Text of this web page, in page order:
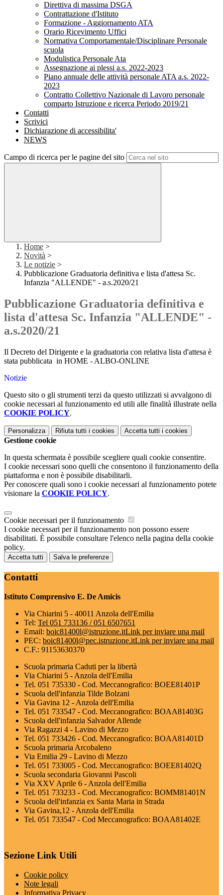
Direttiva di massima DSGA
Contrattazione d'Istituto
Formazione - Aggiornamento ATA
Orario Ricevimento Uffici
Normativa Comportamentale/Disciplinare Personale
scuola
Modulistica Personale Ata
Assegnazione ai plessi a.s. 2022-2023
Piano annuale delle attività personale ATA a.s. 2022-
2023
Contratto Collettivo Nazionale di Lavoro personale
comparto Istruzione e ricerca Periodo 2019/21
Contatti
Scrivici
Dichiarazione di accessibilita'
NEWS
Campo di ricerca per le pagine del sito
Home >
Novità >
Le notizie >
Pubblicazione Graduatoria definitiva e lista d'attesa Sc.
Infanzia "ALLENDE" - a.s.2020/21
Pubblicazione Graduatoria definitiva e
lista d'attesa Sc. Infanzia "ALLENDE" -
a.s.2020/21
Il Decreto del Dirigente e la graduatoria con relativa lista d'attesa è
stata pubblicata in HOME - ALBO-ONLINE
Notizie
Questo sito o gli strumenti terzi da questo utilizzati si avvalgono di
cookie necessari al funzionamento ed utili alle finalità illustrate nella
COOKIE POLICY.
Personalizza Rifiuta tutti i cookies Accetta tutti i cookies
Gestione cookie
In questa schermata è possibile scegliere quali cookie consentire.
I cookie necessari sono quelli che consentono il funzionamento della
piattaforma e non è possibile disabilitarli.
Per conoscere quali sono i cookie necessari al funzionamento potete
visionare la COOKIE POLICY.
Cookie necessari per il funzionamento
I cookie necessari per il funzionamento non possono essere
disabilitati. È possibile consultare l'elenco nella pagina della cookie
policy.
Accetta tutti Salva le preferenze
Contatti
Istituto Comprensivo E. De Amicis
Via Chiarini 5 - 40011 Anzola dell'Emilia
Tel: Tel 051 733136 / 051 6507651
Email: boic81400l@istruzione.itLink per inviare una mail
PEC: boic81400l@pec.istruzione.itLink per inviare una mail
C.F.: 91153630370
Scuola primaria Caduti per la libertà
Via Chiarini 5 - Anzola dell'Emilia
Tel. 051 735330 - Cod. Meccanografico: BOEE81401P
Scuola dell'infanzia Tilde Bolzani
Via Gavina 12 - Anzola dell'Emilia
Tel. 051 733547 - Cod. Meccanografico: BOAA81403G
Scuola dell'infanzia Salvador Allende
Via Ragazzi 4 - Lavino di Mezzo
Tel. 051 733426 - Cod. Meccanografico: BOAA81401D
Scuola primaria Arcobaleno
Via Emilia 29 - Lavino di Mezzo
Tel. 051 733005 - Cod. Meccanografico: BOEE81402Q
Scuola secondaria Giovanni Pascoli
Via XXV Aprile 6 - Anzola dell'Emilia
Tel. 051 733233 - Cod. Meccanografico: BOMM81401N
Scuola dell'infanzia ex Santa Maria in Strada
Via Gavina,12 - Anzola dell'Emilia
Tel. 051 733547 - Cod Meccanografico: BOAA81402E
Sezione Link Utili
Cookie policy
Note legali
Informativa Privacy